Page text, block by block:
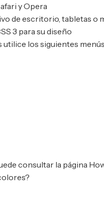
y Opera
de escritorio, tabletas o
3 para su diseño
utilice los siguientes
consultar la página